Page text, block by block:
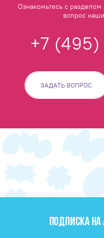
Ознакомьтесь с разделом
вопрос
+7
ЗАДАТЬ ВОПРОС
ПОДПИСКА НА